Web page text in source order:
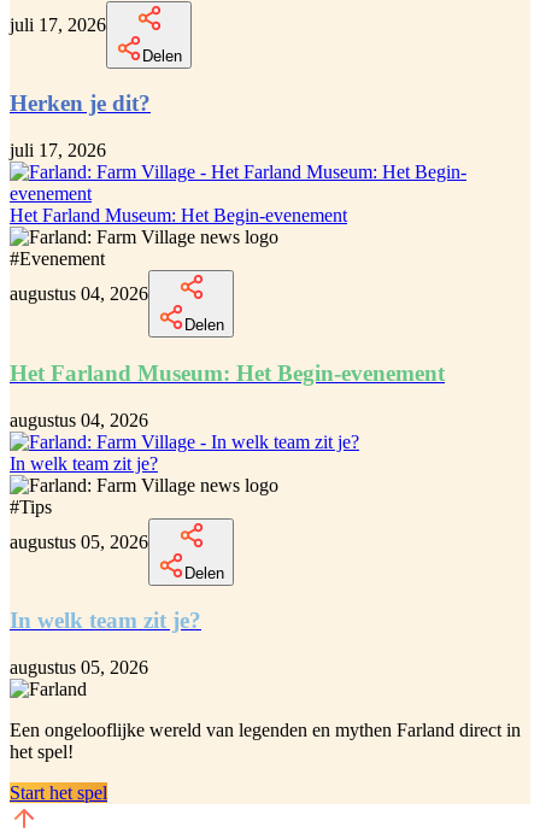
juli 17, 2026
Delen
Herken je dit?
juli 17, 2026
Het Farland Museum: Het Begin-evenement
#Evenement
augustus 04, 2026
Delen
Het Farland Museum: Het Begin-evenement
augustus 04, 2026
In welk team zit je?
#Tips
augustus 05, 2026
Delen
In welk team zit je?
augustus 05, 2026
Een ongelooflijke wereld van legenden en mythen Farland direct in
het spel!
Start het spel